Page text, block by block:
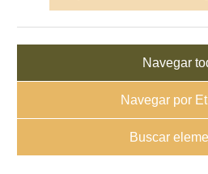
Navegar
Navegar por
Buscar